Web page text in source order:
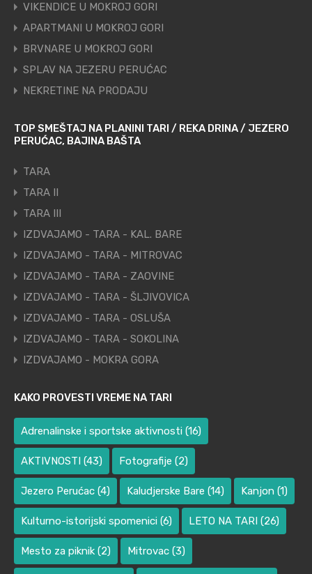
VIKENDICE U MOKROJ GORI
APARTMANI U MOKROJ GORI
BRVNARE U MOKROJ GORI
SPLAV NA JEZERU PERUĆAC
NEKRETINE NA PRODAJU
TOP SMEŠTAJ NA PLANINI TARI / REKA DRINA / JEZERO
PERUĆAC, BAJINA BAŠTA
TARA
TARA II
TARA III
IZDVAJAMO - TARA - KAL. BARE
IZDVAJAMO - TARA - MITROVAC
IZDVAJAMO - TARA - ZAOVINE
IZDVAJAMO - TARA - ŠLJIVOVICA
IZDVAJAMO - TARA - OSLUŠA
IZDVAJAMO - TARA - SOKOLINA
IZDVAJAMO - MOKRA GORA
KAKO PROVESTI VREME NA TARI
Adrenalinske i sportske aktivnosti (16)
AKTIVNOSTI (43) Fotografije (2)
Jezero Perućac (4) Kaludjerske Bare (14) Kanjon (1)
Kulturno-istorijski spomenici (6) LETO NA TARI (26)
Mesto za piknik (2) Mitrovac (3)